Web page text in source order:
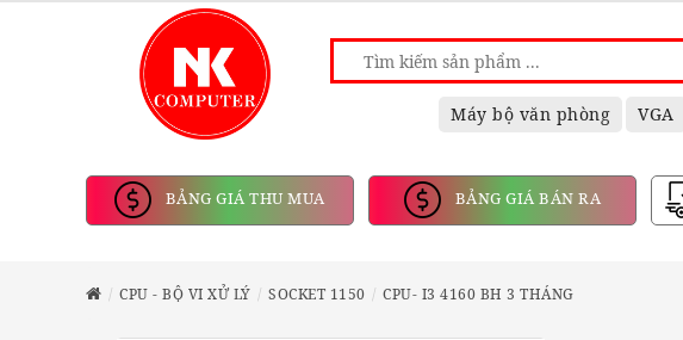
Máy bộ văn phòng VGA
BẢNG GIÁ THU MUA BẢNG GIÁ BÁN RA
CPU - BỘ VI XỬ LÝ SOCKET 1150 CPU- I3 4160 BH 3 THÁNG